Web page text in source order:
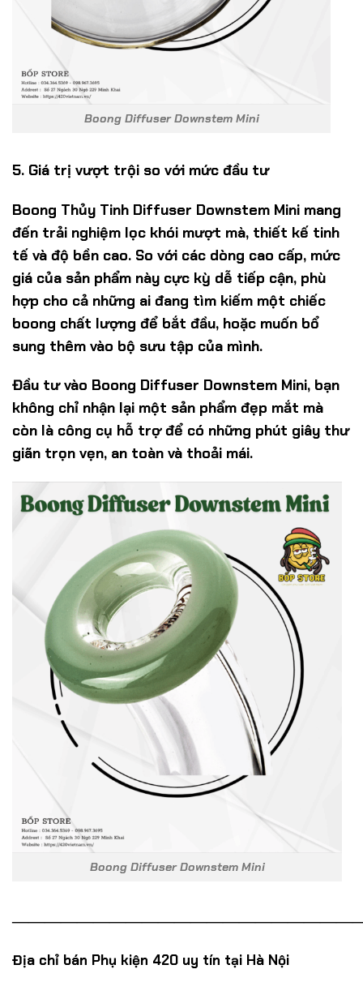
Boong Diffuser Downstem Mini
5. Giá trị vượt trội so với mức đầu tư
Boong Thủy Tinh Diffuser Downstem Mini mang
đến trải nghiệm lọc khói mượt mà, thiết kế tinh
tế và độ bền cao. So với các dòng cao cấp, mức
giá của sản phẩm này cực kỳ dễ tiếp cận, phù
hợp cho cả những ai đang tìm kiếm một chiếc
boong chất lượng để bắt đầu, hoặc muốn bổ
sung thêm vào bộ sưu tập của mình.
Đầu tư vào Boong Diffuser Downstem Mini, bạn
không chỉ nhận lại một sản phẩm đẹp mắt mà
còn là công cụ hỗ trợ để có những phút giây thư
giãn trọn vẹn, an toàn và thoải mái.
Boong Diffuser Downstem Mini
Địa chỉ bán Phụ kiện 420 uy tín tại Hà Nội